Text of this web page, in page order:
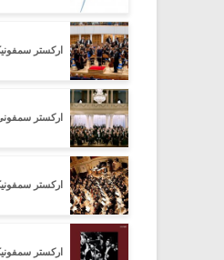
ارکستر
ارکستر
ارکستر
ارکستر